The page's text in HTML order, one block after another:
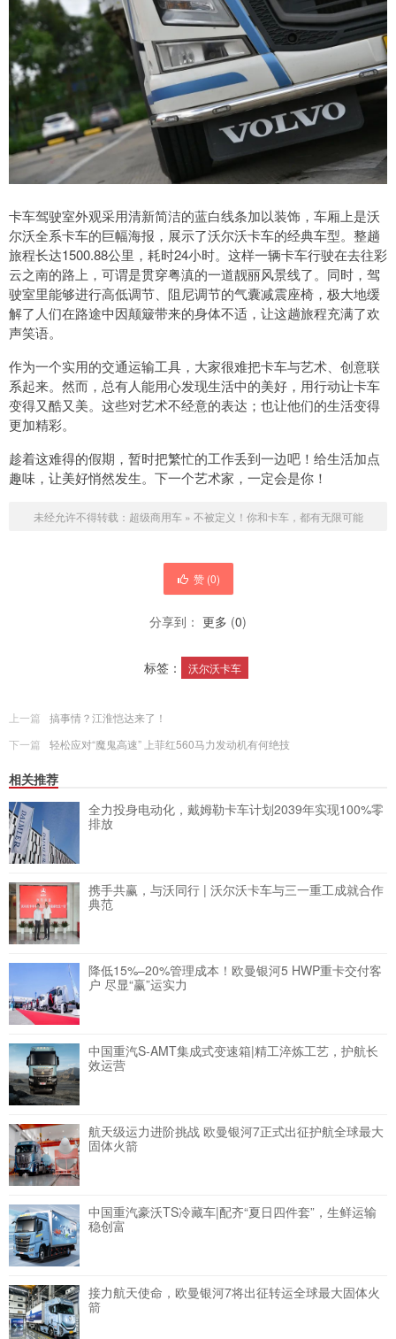
卡车驾驶室外观采用清新简洁的蓝白线条加以装饰，车厢上是沃
尔沃全系卡车的巨幅海报，展示了沃尔沃卡车的经典车型。整趟
旅程长达1500.88公里，耗时24小时。这样一辆卡车行驶在去往彩
云之南的路上，可谓是贯穿粤滇的一道靓丽风景线了。同时，驾
驶室里能够进行高低调节、阻尼调节的气囊减震座椅，极大地缓
解了人们在路途中因颠簸带来的身体不适，让这趟旅程充满了欢
声笑语。
作为一个实用的交通运输工具，大家很难把卡车与艺术、创意联
系起来。然而，总有人能用心发现生活中的美好，用行动让卡车
变得又酷又美。这些对艺术不经意的表达；也让他们的生活变得
更加精彩。
趁着这难得的假期，暂时把繁忙的工作丢到一边吧！给生活加点
趣味，让美好悄然发生。下一个艺术家，一定会是你！
未经允许不得转载： 超级商用车» 不被定义！你和卡车，都有无限可能
赞 (0)
分享到： 更多 (0)
标签： 沃尔沃卡车
上一篇
搞事情？江淮恺达来了！
下一篇
轻松应对“魔鬼高速” 上菲红560马力发动机有何绝技
相关推荐
全力投身电动化，戴姆勒卡车计划2039年实现100%零
排放
携手共赢，与沃同行 | 沃尔沃卡车与三一重工成就合作
典范
降低15%–20%管理成本！欧曼银河5 HWP重卡交付客
户 尽显“赢”运实力
中国重汽S-AMT集成式变速箱|精工淬炼工艺，护航长
效运营
航天级运力进阶挑战 欧曼银河7正式出征护航全球最大
固体火箭
中国重汽豪沃TS冷藏车|配齐“夏日四件套”，生鲜运输
稳创富
接力航天使命，欧曼银河7将出征转运全球最大固体火
箭